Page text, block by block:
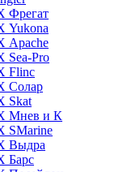
Фрегат
Yukona
Apache
Sea-Pro
Flinc
Солар
Skat
Мнев и К
SMarine
Выдра
Барс